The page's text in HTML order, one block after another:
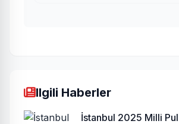
Ilgili Haberler
İstanbul 2025 Milli Pul